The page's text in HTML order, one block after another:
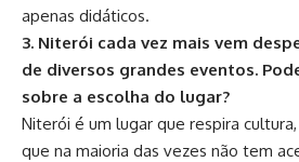
apenas didáticos.
3. Niterói cada vez mais vem
de diversos grandes eventos.
sobre a escolha do lugar?
Niterói é um lugar que respira
que na maioria das vezes não tem